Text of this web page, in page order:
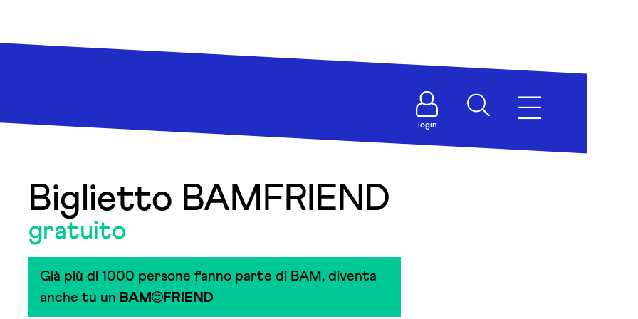
login
Biglietto BAMFRIEND
gratuito
Già più di 1000 persone fanno parte di BAM, diventa
anche tu un BAM FRIEND